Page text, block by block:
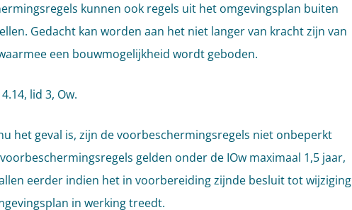
kunnen ook regels uit het omgevingsplan buiten
Gedacht kan worden aan het niet langer van kracht zijn van
een bouwmogelijkheid wordt geboden.
lid 3, Ow.
het geval is, zijn de voorbeschermingsregels niet onbeperkt
gelden onder de IOw maximaal 1,5 jaar,
eerder indien het in voorbereiding zijnde besluit tot wijziging
in werking treedt.